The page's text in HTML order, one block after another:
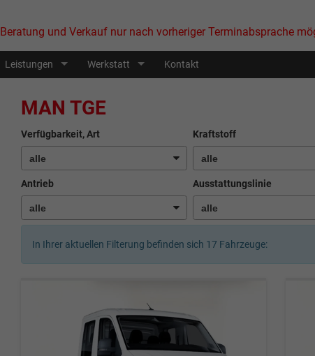
Beratung und Verkauf nur nach vorheriger Terminabsprache
Leistungen Werkstatt Kontakt
MAN TGE
Verfügbarkeit, Art Kraftstoff
Antrieb Ausstattungslinie
In Ihrer aktuellen Filterung befinden sich 17 Fahrzeuge: